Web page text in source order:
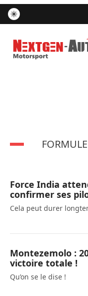
Nextgen-Auto.com
Force India
confirmer ses
Cela peut durer
Montezemolo :
victoire totale !
Qu’on se le dise !